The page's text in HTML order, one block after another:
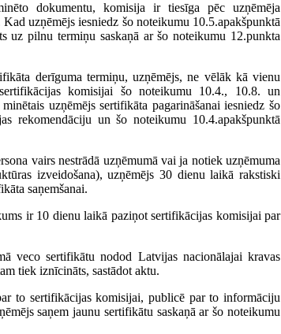
dokumentu, komisija ir tiesīga pēc uzņēmēja
uzņēmējs iesniedz šo noteikumu 10.5.apakšpunktā
uz pilnu termiņu saskaņā ar šo noteikumu 12.punkta
derīguma termiņu, uzņēmējs, ne vēlāk kā vienu
komisijai šo noteikumu 10.4., 10.8. un
uzņēmējs sertifikāta pagarināšanai iesniedz šo
rekomendāciju un šo noteikumu 10.4.apakšpunktā
vairs nestrādā uzņēmumā vai ja notiek uzņēmuma
izveidošana), uzņēmējs 30 dienu laikā rakstiski
saņemšanai.
ir 10 dienu laikā paziņot sertifikācijas komisijai par
veco sertifikātu nodod Latvijas nacionālajai kravas
tiek iznīcināts, sastādot aktu.
to sertifikācijas komisijai, publicē par to informāciju
saņem jaunu sertifikātu saskaņā ar šo noteikumu